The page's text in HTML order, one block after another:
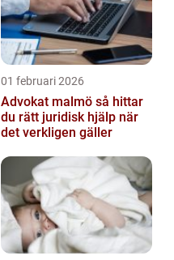
01 februari 2026
Advokat malmö så hittar
du rätt juridisk hjälp när
det verkligen gäller